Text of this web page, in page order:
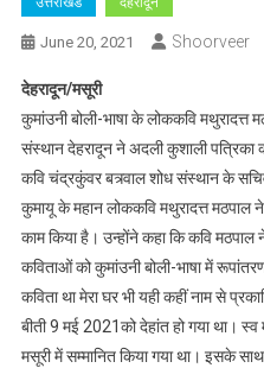
June 20, 2021 Shoorveer
देहरादून/मसूरी
कुमांउनी बोली-भाषा के लोककवि मथुरादत्त
संस्थान देहरादून ने अदली कुशाली पत्रिका
कवि चंद्रकुंवर बत्र्वाल शोध संस्थान के
कुमायू के महान लोककवि मथुरादत्त मठपाल
काम किया है। उन्होंने कहा कि कवि
कविताओं को कुमांउनी बोली-भाषा में
कविता था मेरा घर भी यही कहीं नाम से
बीती 9 मई 2021को देहांत हो गया था।
मसूरी में सम्मानित किया गया था। इसके